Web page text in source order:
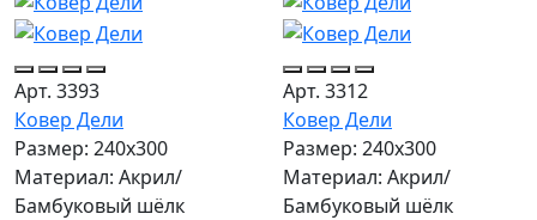
Арт. 3393
Ковер Дели
Размер: 240х300
Материал: Акрил/
Бамбуковый шёлк
Арт. 3312
Ковер Дели
Размер: 240х300
Материал: Акрил/
Бамбуковый шёлк